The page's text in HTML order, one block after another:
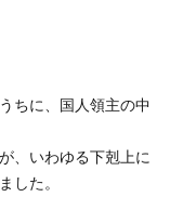
ちに、国人領主の中
、いわゆる下剋上に
した。